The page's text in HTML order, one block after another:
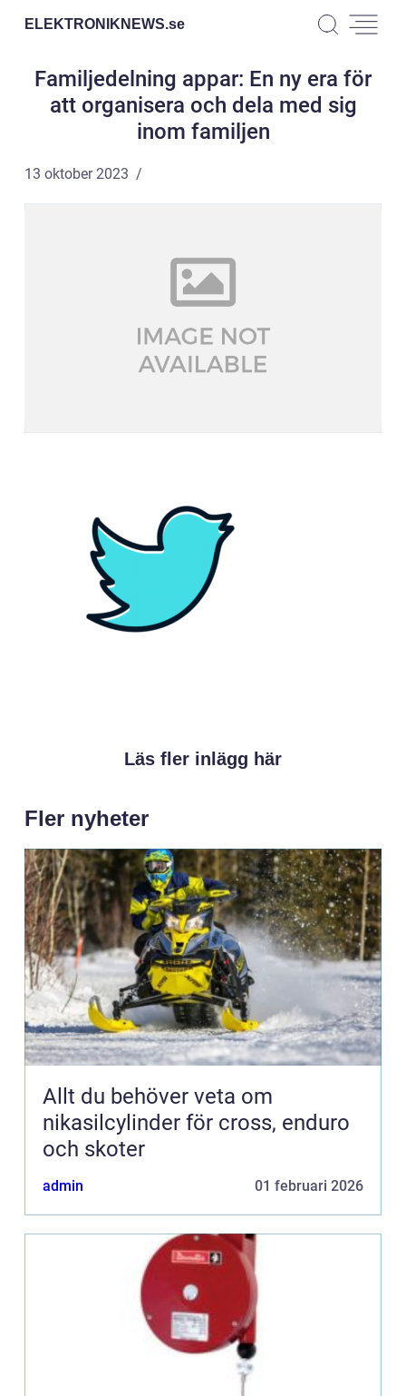
ELEKTRONIKNEWS.se
Familjedelning appar: En ny era för
att organisera och dela med sig
inom familjen
13 oktober 2023
Läs fler inlägg här
Fler nyheter
Allt du behöver veta om
nikasilcylinder för cross, enduro
och skoter
admin 01 februari 2026